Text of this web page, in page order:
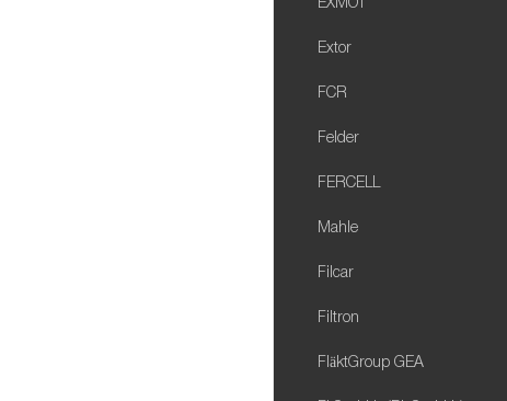
EXMOT
Extor
FCR
Felder
FERCELL
Mahle
Filcar
Filtron
FläktGroup GEA